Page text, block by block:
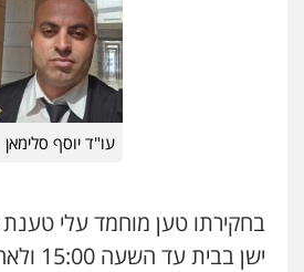
עו"ד יוסף סלימאן
בחקירתו טען מוחמד עלי טענת
ישן
0544712201